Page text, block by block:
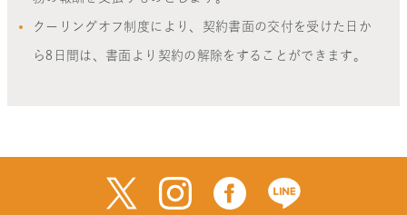
クーリングオフ制度により、契約書面の交付を受けた日か
ら8日間は、書面より契約の解除をすることができます。